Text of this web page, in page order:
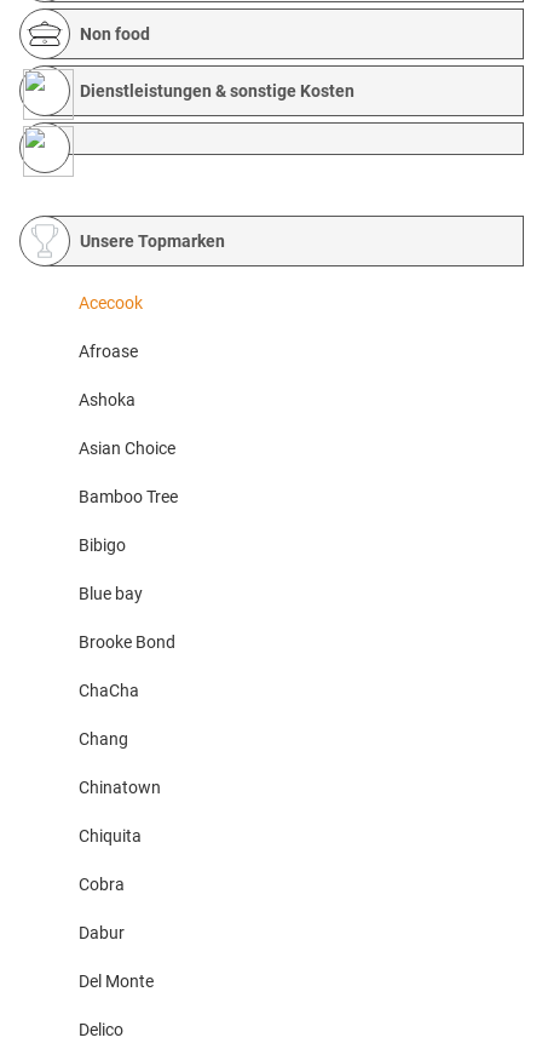
Non food
Dienstleistungen & sonstige Kosten
Unsere Topmarken
Acecook
Afroase
Ashoka
Asian Choice
Bamboo Tree
Bibigo
Blue bay
Brooke Bond
ChaCha
Chang
Chinatown
Chiquita
Cobra
Dabur
Del Monte
Delico